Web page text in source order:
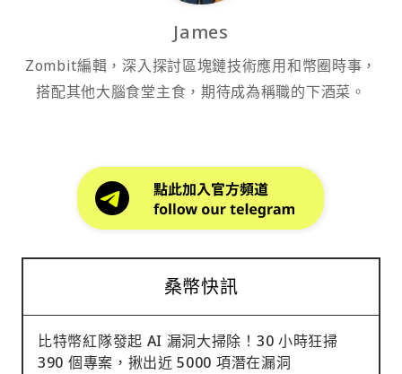
James
Zombit編輯，深入探討區塊鏈技術應用和幣圈時事，
搭配其他大腦食堂主食，期待成為稱職的下酒菜。
桑幣快訊
比特幣紅隊發起 AI 漏洞大掃除！30 小時狂掃
390 個專案，揪出近 5000 項潛在漏洞